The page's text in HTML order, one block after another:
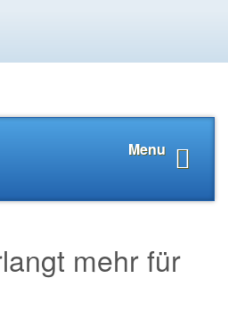
Menu
mehr für